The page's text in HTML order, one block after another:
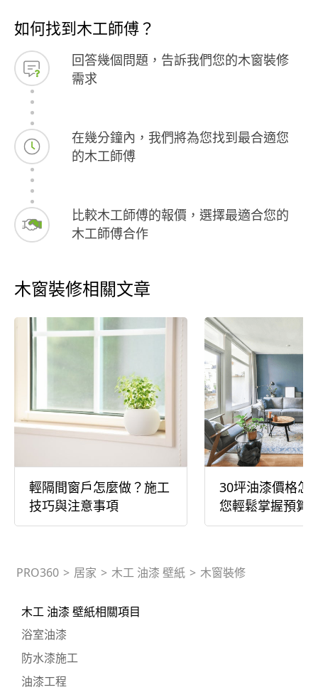
如何找到木工師傅？
回答幾個問題，告訴我們您的木窗裝修
需求
在幾分鐘內，我們將為您找到最合適您
的木工師傅
比較木工師傅的報價，選擇最適合您的
木工師傅合作
木窗裝修相關文章
輕隔間窗戶怎麼做？施工
技巧與注意事項
30坪油漆價格怎
您輕鬆掌握預算
PRO360 > 居家 > 木工 油漆 壁紙 > 木窗裝修
木工 油漆 壁紙相關項目
浴室油漆
防水漆施工
油漆工程